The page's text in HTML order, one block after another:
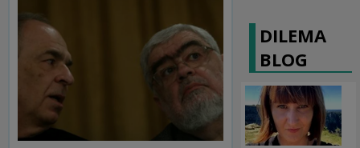
DILEMA
BLOG